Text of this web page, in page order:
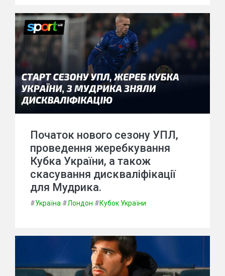
Початок нового сезону УПЛ,
проведення жеребкування
Кубка України, а також
скасування дискваліфікації
для Мудрика.
#Україна #Лондон #Кубок України